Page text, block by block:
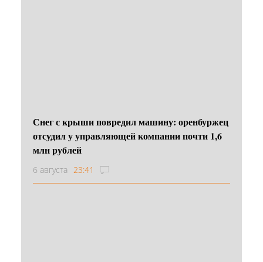
Снег с крыши повредил машину: оренбуржец
отсудил у управляющей компании почти 1,6
млн рублей
6 августа 23:41